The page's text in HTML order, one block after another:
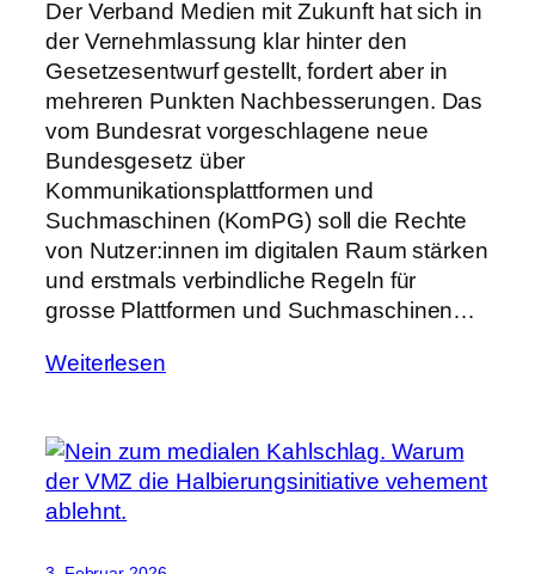
Der Verband Medien mit Zukunft hat sich in
der Vernehmlassung klar hinter den
Gesetzesentwurf gestellt, fordert aber in
mehreren Punkten Nachbesserungen. Das
vom Bundesrat vorgeschlagene neue
Bundesgesetz über
Kommunikationsplattformen und
Suchmaschinen (KomPG) soll die Rechte
von Nutzer:innen im digitalen Raum stärken
und erstmals verbindliche Regeln für
grosse Plattformen und Suchmaschinen…
Weiterlesen